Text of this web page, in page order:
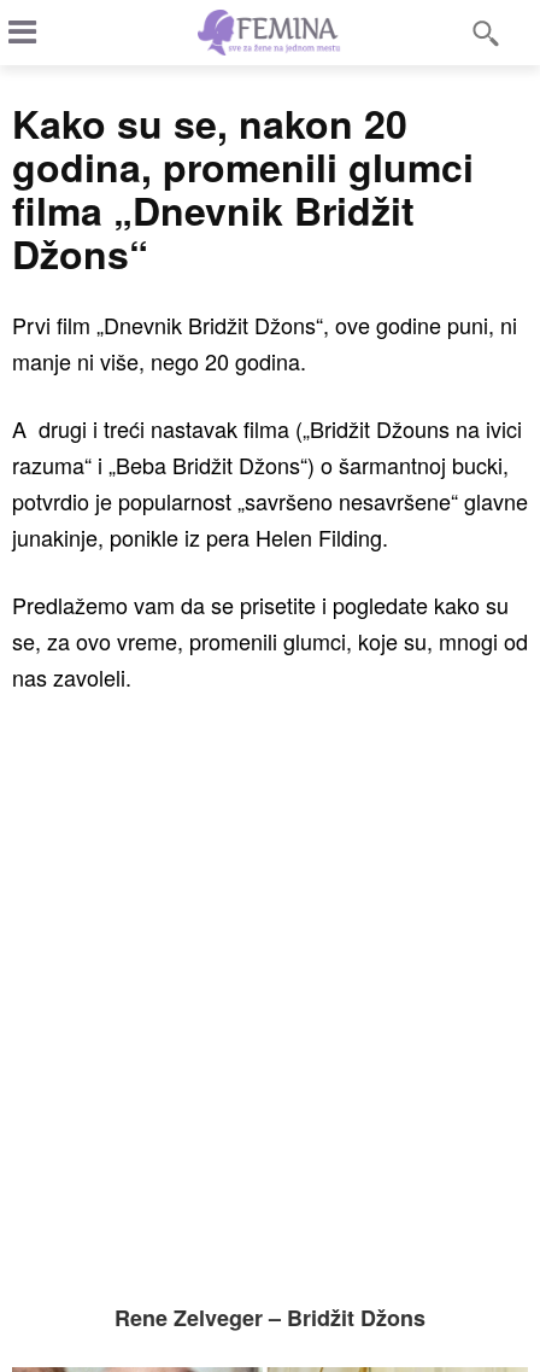
Kako su se, nakon 20
godina, promenili glumci
filma „Dnevnik Bridžit
Džons“
Prvi film „Dnevnik Bridžit Džons“, ove godine puni, ni
manje ni više, nego 20 godina.
A drugi i treći nastavak filma („Bridžit Džouns na ivici
razuma“ i „Beba Bridžit Džons“) o šarmantnoj bucki,
potvrdio je popularnost „savršeno nesavršene“ glavne
junakinje, ponikle iz pera Helen Filding.
Predlažemo vam da se prisetite i pogledate kako su
se, za ovo vreme, promenili glumci, koje su, mnogi od
nas zavoleli.
Rene Zelveger – Bridžit Džons